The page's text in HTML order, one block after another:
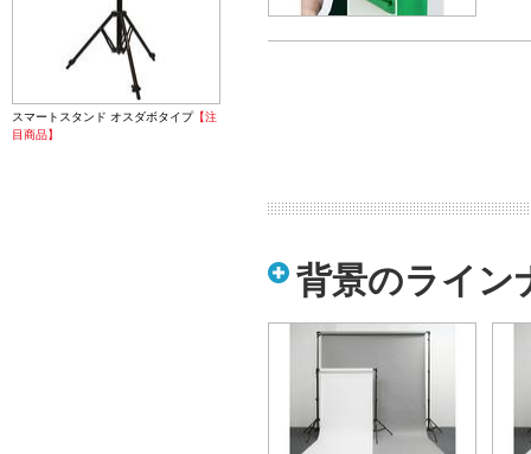
背景のライン
スマートスタンド オスダボタイプ【注
目商品】